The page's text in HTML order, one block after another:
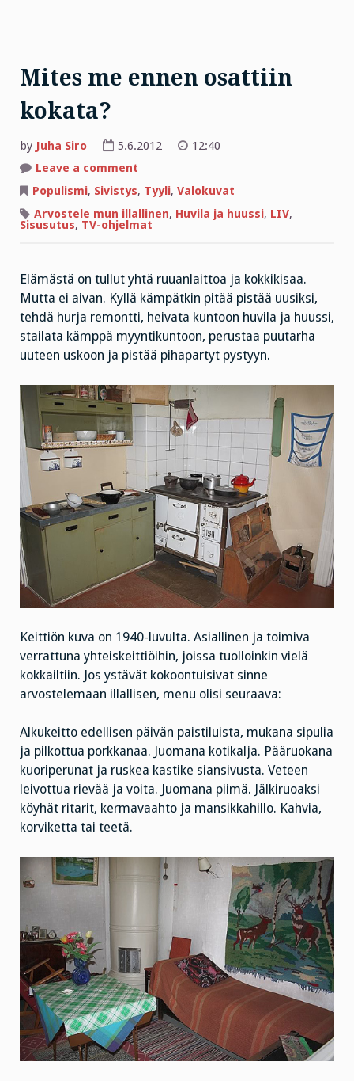
Mites me ennen osattiin
kokata?
by Juha Siro 5.6.2012
12:40
Leave a comment
me
ennen
osattiin
kokata?
Populismi, Sivistys, Tyyli, Valokuvat
Arvostele mun illallinen, Huvila ja huussi, LIV,
Sisusutus, TV-ohjelmat
Elämästä on tullut yhtä ruuanlaittoa ja kokkikisaa.
Mutta ei aivan. Kyllä kämpätkin pitää pistää uusiksi,
tehdä hurja remontti, heivata kuntoon huvila ja huussi,
stailata kämppä myyntikuntoon, perustaa puutarha
uuteen uskoon ja pistää pihapartyt pystyyn.
Keittiön kuva on 1940-luvulta. Asiallinen ja toimiva
verrattuna yhteiskeittiöihin, joissa tuolloinkin vielä
kokkailtiin. Jos ystävät kokoontuisivat sinne
arvostelemaan illallisen, menu olisi seuraava:
Alkukeitto edellisen päivän paistiluista, mukana sipulia
ja pilkottua porkkanaa. Juomana kotikalja. Pääruokana
kuoriperunat ja ruskea kastike siansivusta. Veteen
leivottua rievää ja voita. Juomana piimä. Jälkiruoaksi
köyhät ritarit, kermavaahto ja mansikkahillo. Kahvia,
korviketta tai teetä.